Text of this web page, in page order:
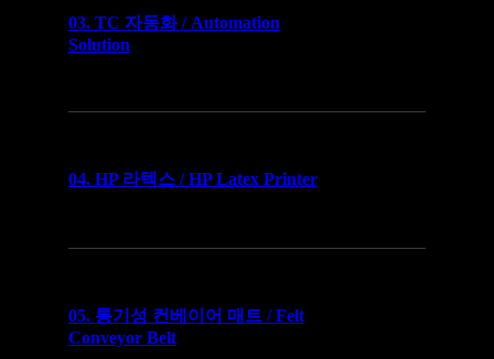
03. TC 자동화 / Automation
Solution
04. HP 라텍스 / HP Latex Printer
05. 통기성 컨베이어 매트 / Felt
Conveyor Belt